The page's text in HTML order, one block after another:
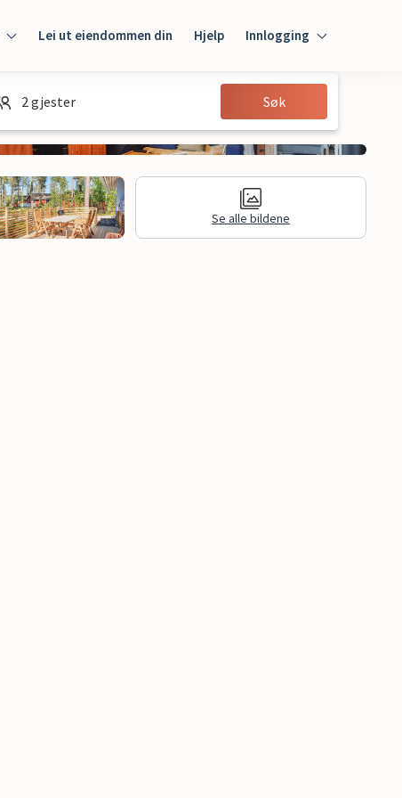
Lei ut eiendommen din Hjelp Innlogging
Innlogging
Gjest
2 gjester Søk
Se alle bildene